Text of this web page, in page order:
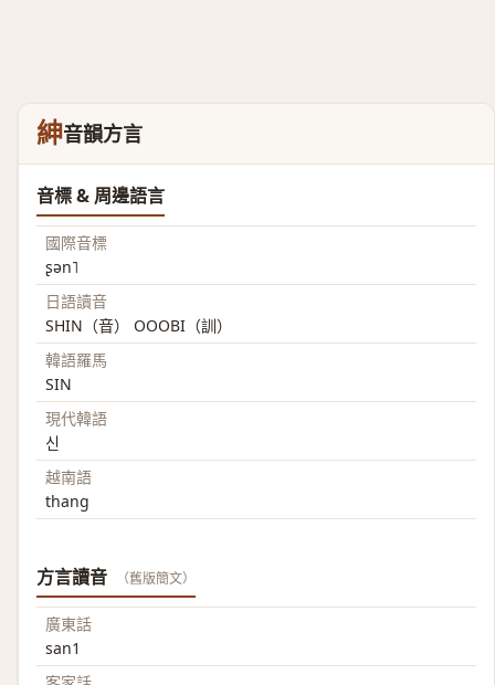
紳音韻方言
音標 & 周邊語言
國際音標
ʂən˥
日語讀音
SHIN（音） OOOBI（訓）
韓語羅馬
SIN
現代韓語
신
越南語
thang
方言讀音 （舊版簡文）
廣東話
san1